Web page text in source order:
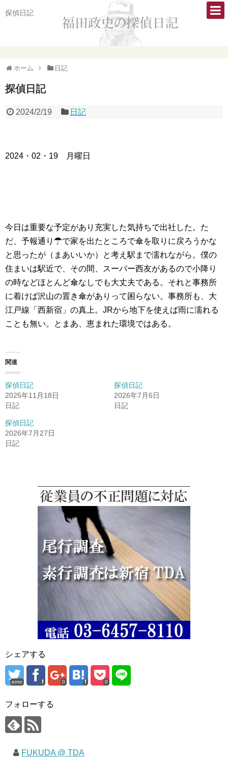
探偵日記
ホーム 日記
探偵日記
2024/2/19 日記
2024・02・19 月曜日
今日は重要な予定があり充実した気持ちで出社した。た
だ、予報通り☂で家を出たところで傘を取りに戻ろうかな
と思ったが（まあいいか）と考え駅まで濡れながら。僕の
住まいは駅近で、その間、スーパー西友があるので小降り
の時などほとんど傘なしでも大丈夫である。それと事務所
に着けば沢山の置き傘がありって困らない。事務所も、大
江戸線「西新宿」の真上。JRから地下を使えば雨に濡れる
ことも無い。とまあ、恵まれた環境ではある。
関連
探偵日記
2025年11月18日
日記
探偵日記
2026年7月6日
日記
探偵日記
2026年7月27日
日記
シェアする
error 0 0
フォローする
FUKUDA @ TDA